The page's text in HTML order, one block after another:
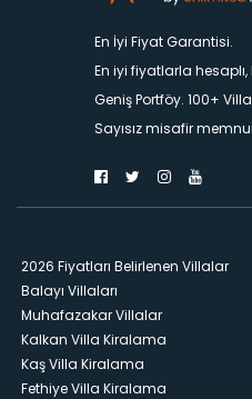
En İyi Fiyat Garantisi.
En iyi fiyatlarla
Geniş Portföy. 100+
Sayısız misafir
2026 Fiyatları Belirlenen Villalar
Balayı Villaları
Muhafazakar Villalar
Kalkan Villa Kiralama
Kaş Villa Kiralama
Fethiye Villa Kiralama